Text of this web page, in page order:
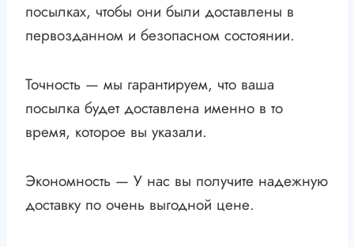
посылках, чтобы они были доставлены в
первозданном и безопасном состоянии.
Точность — мы гарантируем, что ваша
посылка будет доставлена именно в то
время, которое вы указали.
Экономность — У нас вы получите надежную
доставку по очень выгодной цене.